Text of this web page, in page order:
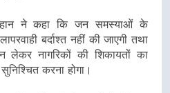
ने कहा कि जन समस्याओं के
बर्दाश्त नहीं की जाएगी तथा
लेकर नागरिकों की शिकायतों का
करना होगा।